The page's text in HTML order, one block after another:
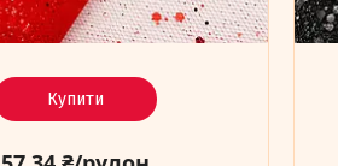
Купити